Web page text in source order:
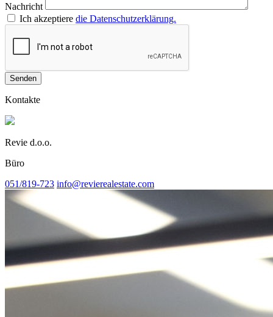
Nachricht
Ich akzeptiere die Datenschutzerklärung.
Senden
Kontakte
Revie d.o.o.
Büro
051/819-723 info@revierealestate.com